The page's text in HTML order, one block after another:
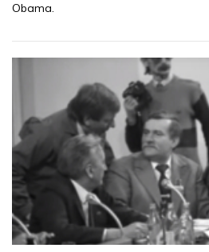
Obama.